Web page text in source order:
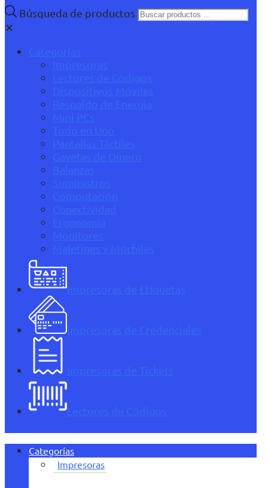
Búsqueda de productos
✕
Categorías
Impresoras
Lectores de Códigos
Dispositivos Móviles
Respaldo de Energía
Mini PCs
Todo en Uno
Pantallas Táctiles
Gavetas de Dinero
Balanzas
Suministros
Computación
Conectividad
Ergonomía
Monitores
Maletines y Mochilas
Impresoras de Etiquetas
Impresoras de Credenciales
Impresoras de Tickets
Lectores de Códigos
Categorías
Impresoras